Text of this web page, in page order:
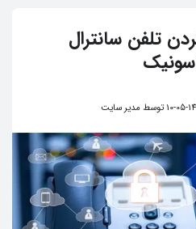
تلفن سانترال
توسط مدیر سایت